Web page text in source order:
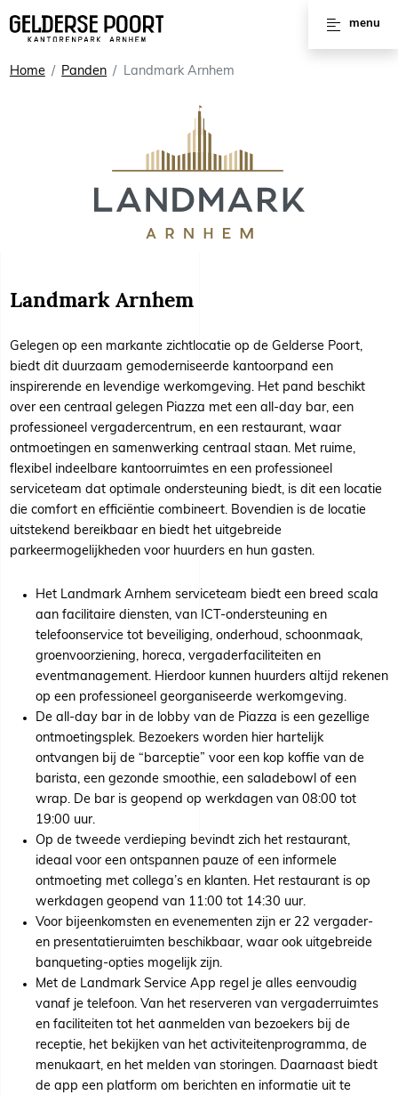
menu
Huren
Vergaderruimtes
Werkplekken
Kantoorruimtes
Kantoorpanden
Voorzieningen
Home Panden Landmark Arnhem
Landmark Arnhem
Gelegen op een markante zichtlocatie op de Gelderse Poort,
biedt dit duurzaam gemoderniseerde kantoorpand een
inspirerende en levendige werkomgeving. Het pand beschikt
over een centraal gelegen Piazza met een all-day bar, een
professioneel vergadercentrum, en een restaurant, waar
ontmoetingen en samenwerking centraal staan. Met ruime,
flexibel indeelbare kantoorruimtes en een professioneel
serviceteam dat optimale ondersteuning biedt, is dit een locatie
die comfort en efficiëntie combineert. Bovendien is de locatie
uitstekend bereikbaar en biedt het uitgebreide
parkeermogelijkheden voor huurders en hun gasten.
Het Landmark Arnhem serviceteam biedt een breed scala
aan facilitaire diensten, van ICT-ondersteuning en
telefoonservice tot beveiliging, onderhoud, schoonmaak,
groenvoorziening, horeca, vergaderfaciliteiten en
eventmanagement. Hierdoor kunnen huurders altijd rekenen
op een professioneel georganiseerde werkomgeving.
De all-day bar in de lobby van de Piazza is een gezellige
ontmoetingsplek. Bezoekers worden hier hartelijk
ontvangen bij de “barceptie” voor een kop koffie van de
barista, een gezonde smoothie, een saladebowl of een
wrap. De bar is geopend op werkdagen van 08:00 tot
19:00 uur.
Op de tweede verdieping bevindt zich het restaurant,
ideaal voor een ontspannen pauze of een informele
ontmoeting met collega’s en klanten. Het restaurant is op
werkdagen geopend van 11:00 tot 14:30 uur.
Voor bijeenkomsten en evenementen zijn er 22 vergader-
en presentatieruimten beschikbaar, waar ook uitgebreide
banqueting-opties mogelijk zijn.
Met de Landmark Service App regel je alles eenvoudig
vanaf je telefoon. Van het reserveren van vergaderruimtes
en faciliteiten tot het aanmelden van bezoekers bij de
receptie, het bekijken van het activiteitenprogramma, de
menukaart, en het melden van storingen. Daarnaast biedt
de app een platform om berichten en informatie uit te